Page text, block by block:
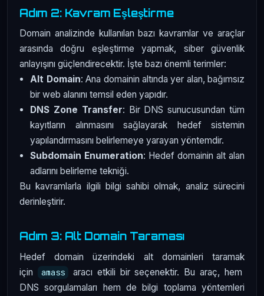
Adım 2: Kavram Eşleştirme
Domain analizinde kullanılan bazı kavramlar ve araçlar
arasında doğru eşleştirme yapmak, siber güvenlik
anlayışını güçlendirecektir. İşte bazı önemli terimler:
Alt Domain: Ana domainin altında yer alan, bağımsız
bir web alanını temsil eden yapıdır.
DNS Zone Transfer: Bir DNS sunucusundan tüm
kayıtların alınmasını sağlayarak hedef sistemin
yapılandırmasını belirlemeye yarayan yöntemdir.
Subdomain Enumeration: Hedef domainin alt alan
adlarını belirleme tekniği.
Bu kavramlarla ilgili bilgi sahibi olmak, analiz sürecini
derinleştirir.
Adım 3: Alt Domain Taraması
Hedef domain üzerindeki alt domainleri taramak
için
amass
aracı etkili bir seçenektir. Bu araç, hem
DNS sorgulamaları hem de bilgi toplama yöntemleri